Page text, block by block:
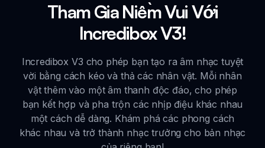
Tham Gia Niềm Vui Với
Incredibox V3!
Incredibox V3 cho phép bạn tạo ra âm nhạc tuyệt
vời bằng cách kéo và thả các nhân vật. Mỗi nhân
vật thêm vào một âm thanh độc đáo, cho phép
bạn kết hợp và pha trộn các nhịp điệu khác nhau
một cách dễ dàng. Khám phá các phong cách
khác nhau và trở thành nhạc trưởng cho bản nhạc